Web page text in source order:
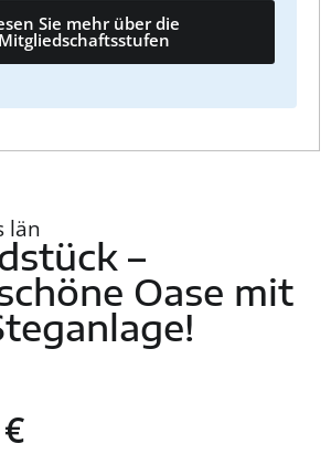
Sie mehr über die
Mitgliedschaftsstufen
län
–
Oase mit